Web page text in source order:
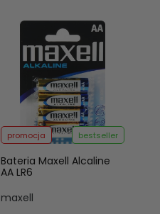
promocja bestseller
Bateria Maxell Alcaline
AA LR6
maxell